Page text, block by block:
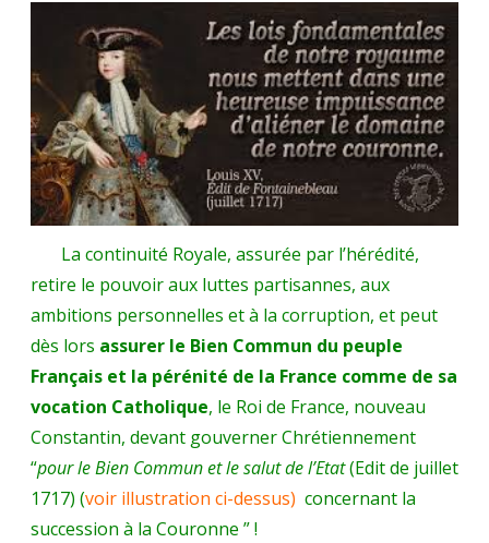
La continuité Royale, assurée par l’hérédité,
retire le pouvoir aux luttes partisannes, aux
ambitions personnelles et à la corruption, et peut
dès lors assurer le Bien Commun du peuple
Français et la pérénité de la France comme de sa
vocation Catholique, le Roi de France, nouveau
Constantin, devant gouverner Chrétiennement
“pour le Bien Commun et le salut de l’Etat(Edit de juillet
1717) (voir illustration ci-dessus) concernant la
succession à la Couronne ” !